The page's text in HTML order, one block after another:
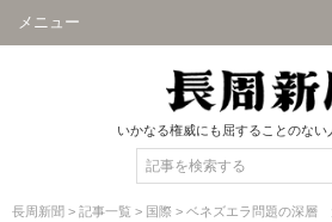
メニュー
いかなる権威にも屈することのない
長周新聞 > 記事一覧 > 国際 > ベネズエラ問題の深層